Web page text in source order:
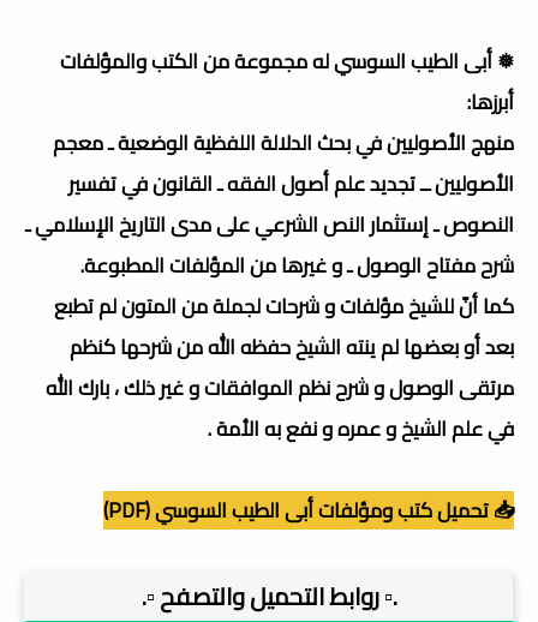
❅ أبى الطيب السوسي له مجموعة من الكتب والمؤلفات
أبرزها:
منهج الأصوليين في بحث الدلالة اللفظية الوضعية ـ معجم
الأصوليين ــ تجديد علم أصول الفقه ـ القانون في تفسير
النصوص ـ إستثمار النص الشرعي على مدى التاريخ الإسلامي ـ
شرح مفتاح الوصول ـ و غيرها من المؤلفات المطبوعة.
كما أنّ للشيخ مؤلفات و شرحات لجملة من المتون لم تطبع
بعد أو بعضها لم ينته الشيخ حفظه الله من شرحها كنظم
مرتقى الوصول و شرح نظم الموافقات و غير ذلك ، بارك الله
في علم الشيخ و عمره و نفع به الأمة .
📥 تحميل كتب ومؤلفات أبى الطيب السوسي (PDF)
.▫️ روابط التحميل والتصفح ▫️.